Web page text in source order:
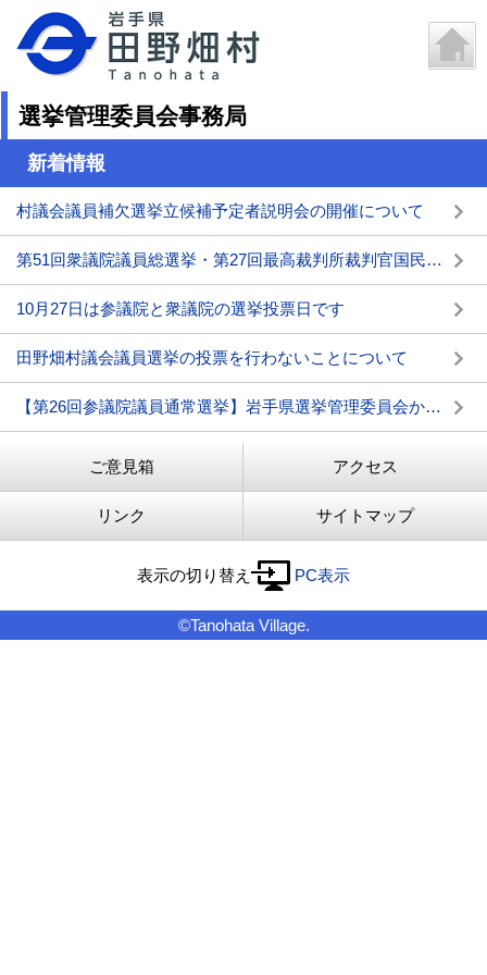
選挙管理委員会事務局
新着情報
村議会議員補欠選挙立候補予定者説明会の開催について
第51回衆議院議員総選挙・第27回最高裁判所裁判官国民審査の投票所入場券の発送時期などについて
10月27日は参議院と衆議院の選挙投票日です
田野畑村議会議員選挙の投票を行わないことについて
【第26回参議院議員通常選挙】岩手県選挙管理委員会からのお知らせ
ご意見箱 アクセス
リンク サイトマップ
表示の切り替え PC表示
©Tanohata Village.